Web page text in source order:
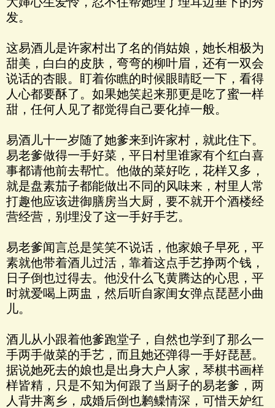
发。
这易酒儿是许家村出了名的俏姑娘，她长相极为
甜美，白白的皮肤，弯弯的柳叶眉，还有一双会
说话的杏眼。盯着你瞧的时候眼睛眨一下，看得
人心都要酥了。如果她笑起来那更是吃了蜜一样
甜，任何人见了都觉得自己要化掉一般。
易酒儿十一岁随了她爹来到许家村，就此住下。
易老爹做得一手好菜，平日村里谁家有个红白喜
事都请他前去帮忙。他做的菜好吃，花样又多，
就是盘素茄子都能做出不同的风味来，村里人常
打趣他应该进御膳房当大厨，要不就开个酒楼经
营经营，别埋没了这一手好手艺。
易老爹闻言总是笑笑不说话，他家娘子早死，平
素就他带着酒儿过活，靠着这点手艺挣两个钱，
日子倒也过得去。他没什么飞黄腾达的心思，平
时就爱喝上两盅，然后听自家闺女弹点琵琶小曲
儿。
酒儿从小跟着他爹跑堂子，自然也学到了那么一
手两手做菜的手艺，而且她还弹得一手好琵琶。
据说她死去的娘也是出身大户人家，琴棋书画样
样皆精，只是不知为何跟了当厨子的易老爹，两
人背井离乡，成婚后倒也鹣鲽情深，可惜天妒红